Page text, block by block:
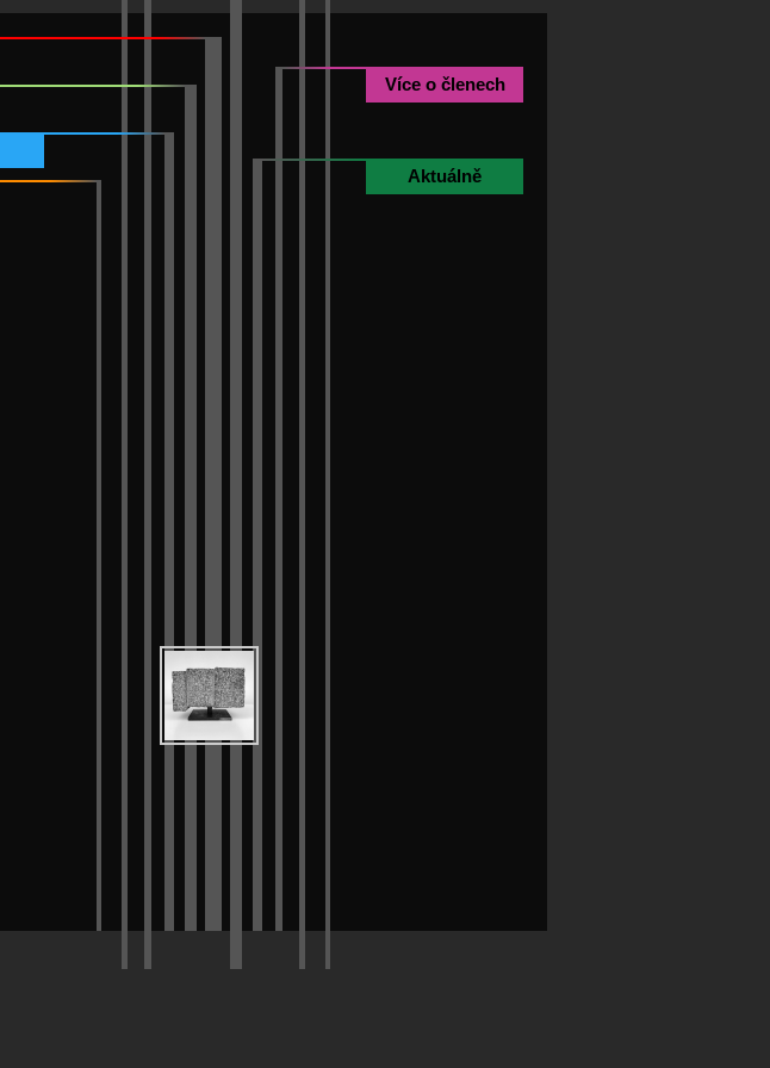
Aktuálně
Více o členech